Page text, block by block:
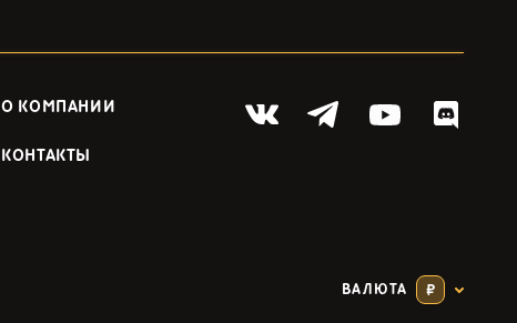
О КОМПАНИИ
КОНТАКТЫ
ВАЛЮТА ₽